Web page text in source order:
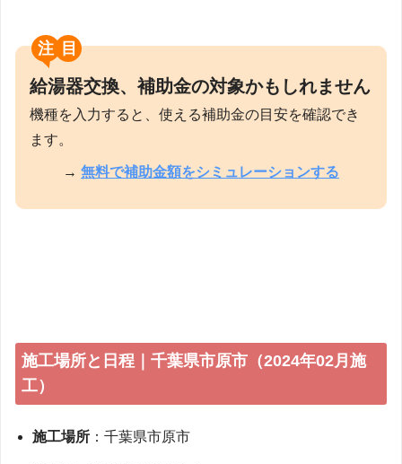
注目
給湯器交換、補助金の対象かもしれません
機種を入力すると、使える補助金の目安を確認でき
ます。
→ 無料で補助金額をシミュレーションする
施工場所と日程｜千葉県市原市（2024年02月施
工）
施工場所 ：千葉県市原市